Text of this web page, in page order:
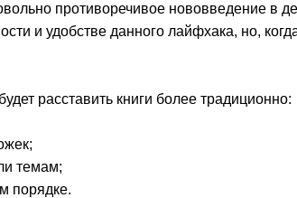
противоречивое нововведение в
и удобстве данного лайфхака, но,
расставить книги более традиционно:
темам;
порядке.